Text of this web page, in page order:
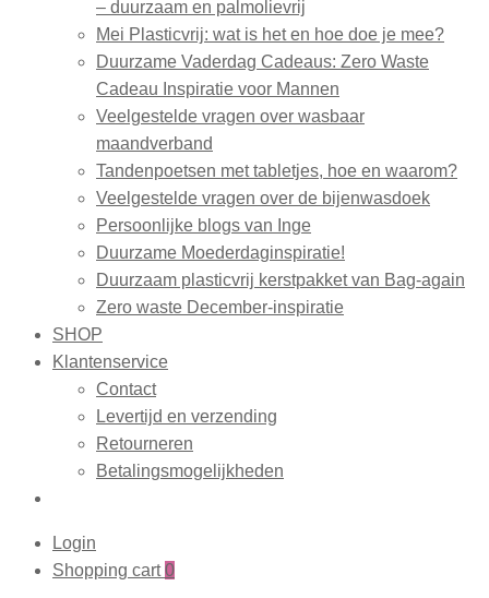
– duurzaam en palmolievrij
Mei Plasticvrij: wat is het en hoe doe je mee?
Duurzame Vaderdag Cadeaus: Zero Waste
Cadeau Inspiratie voor Mannen
Veelgestelde vragen over wasbaar
maandverband
Tandenpoetsen met tabletjes, hoe en waarom?
Veelgestelde vragen over de bijenwasdoek
Persoonlijke blogs van Inge
Duurzame Moederdaginspiratie!
Duurzaam plasticvrij kerstpakket van Bag-again
Zero waste December-inspiratie
SHOP
Klantenservice
Contact
Levertijd en verzending
Retourneren
Betalingsmogelijkheden
Login
Shopping cart 0